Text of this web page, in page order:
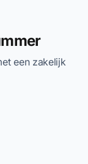
een zakelijk